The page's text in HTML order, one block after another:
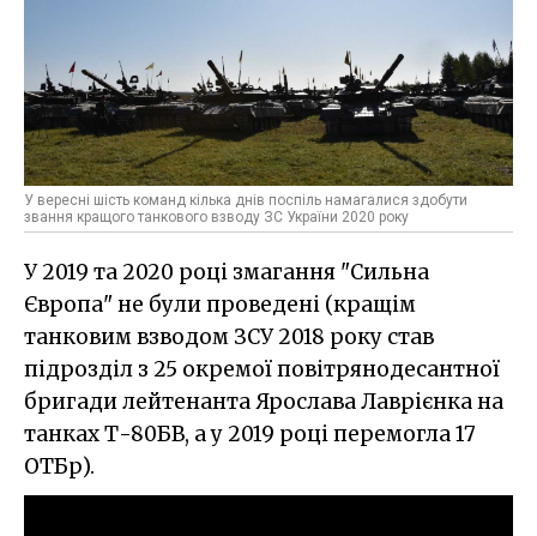
У вересні шість команд кілька днів поспіль намагалися здобути
звання кращого танкового взводу ЗС України 2020 року
У 2019 та 2020 році змагання "Сильна
Європа" не були проведені (кращім
танковим взводом ЗСУ 2018 року став
підрозділ з 25 окремої повітрянодесантної
бригади лейтенанта Ярослава Лаврієнка на
танках Т-80БВ, а у 2019 році перемогла 17
ОТБр).